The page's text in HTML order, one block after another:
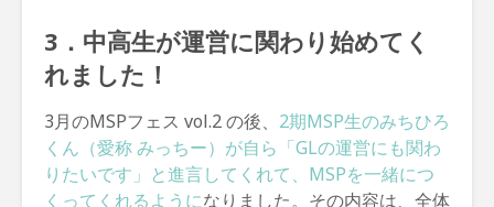
3．中高生が運営に関わり始めてく
れました！
3月のMSPフェス vol.2 の後、 2期MSP生のみちひろ
くん（愛称 みっちー）が自ら「GLの運営にも関わ
りたいです」と進言してくれて、MSPを一緒につ
くってくれるようになりました。その内容は、全体